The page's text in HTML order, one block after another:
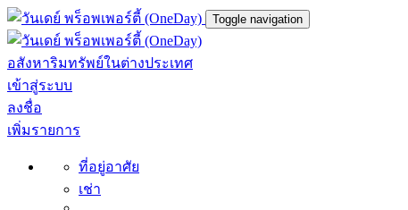
Toggle navigation
อสังหาริมทรัพย์ในต่างประเทศ
เข้าสู่ระบบ
ลงชื่อ
เพิ่มรายการ
ที่อยู่อาศัย
เช่า